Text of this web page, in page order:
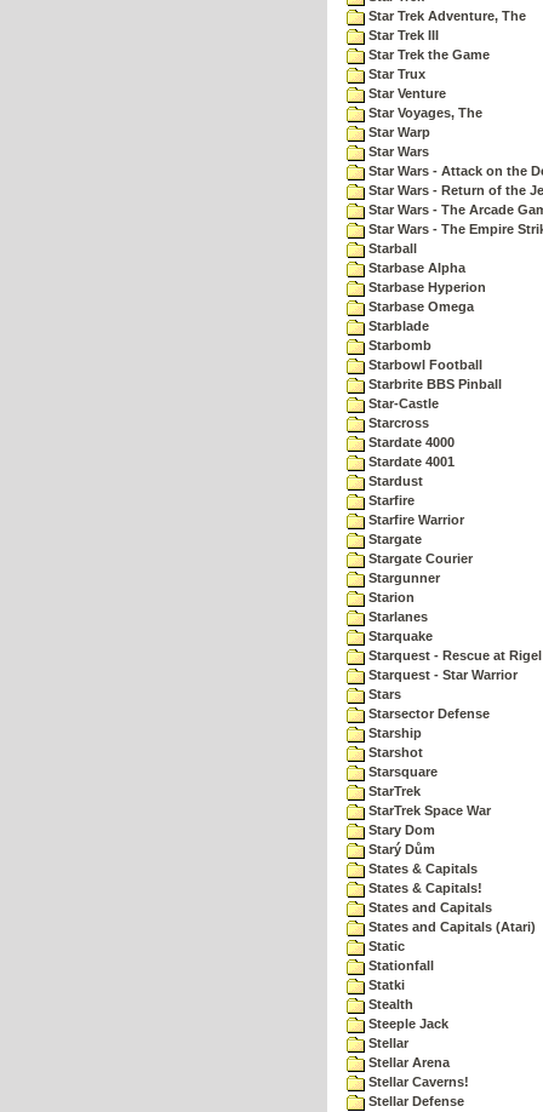
Star Trek Adventure, The
Star Trek III
Star Trek the Game
Star Trux
Star Venture
Star Voyages, The
Star Warp
Star Wars
Star Wars - Attack on the
Star Wars - Return of the
Star Wars - The Arcade
Star Wars - The Empire
Starball
Starbase Alpha
Starbase Hyperion
Starbase Omega
Starblade
Starbomb
Starbowl Football
Starbrite BBS Pinball
Star-Castle
Starcross
Stardate 4000
Stardate 4001
Stardust
Starfire
Starfire Warrior
Stargate
Stargate Courier
Stargunner
Starion
Starlanes
Starquake
Starquest - Rescue at Rigel
Starquest - Star Warrior
Stars
Starsector Defense
Starship
Starshot
Starsquare
StarTrek
StarTrek Space War
Stary Dom
Starý Dům
States & Capitals
States & Capitals!
States and Capitals
States and Capitals (Atari)
Static
Stationfall
Statki
Stealth
Steeple Jack
Stellar
Stellar Arena
Stellar Caverns!
Stellar Defense